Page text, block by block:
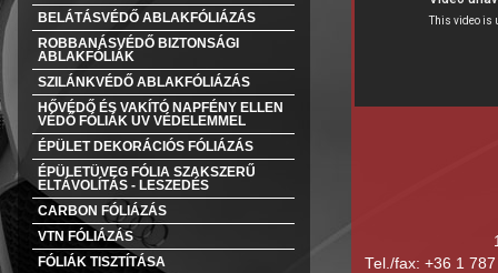
BELÁTÁSVÉDŐ ABLAKFÓLIÁZÁS
ROBBANÁSVÉDŐ BIZTONSÁGI
ABLAKFÓLIÁK
SZILÁNKVÉDŐ ABLAKFÓLIÁZÁS
HŐVÉDŐ ÉS VAKÍTÓ NAPFÉNY ELLEN
VÉDŐ FÓLIÁK UV VÉDELEMMEL
ÉPÜLET DEKORÁCIÓS FÓLIÁZÁS
ÉPÜLETÜVEG FÓLIA SZAKSZERŰ
ELTÁVOLÍTÁS - LESZEDÉS
CARBON FÓLIÁZÁS
VTN FÓLIÁZÁS
FÓLIÁK TISZTÍTÁSA
Tel./fax: +36 1